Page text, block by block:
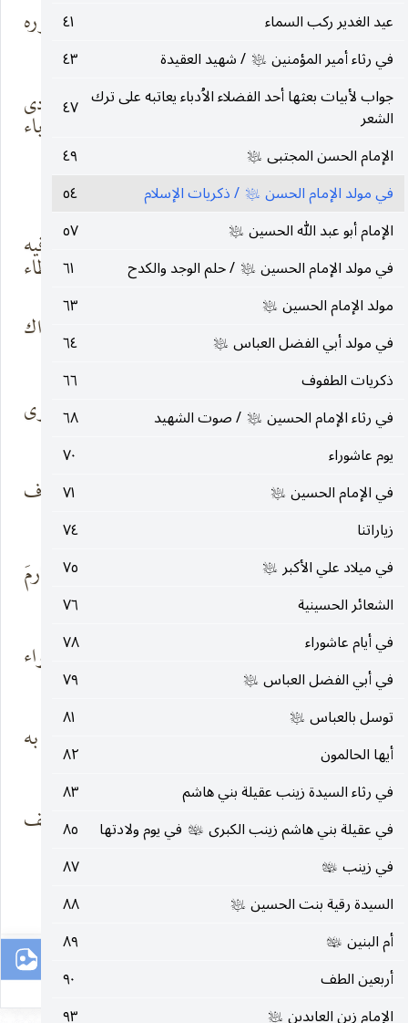
عيد الغدير ركب السماء
٤١
في رثاء أمير المؤمنين عليه‌السلام / شهيد العقيدة
٤٣
جواب لأبيات بعثها أحد الفضلاء الاُدباء يعاتبه على ترك
الشعر
٤٧
الإمام الحسن المجتبى عليه‌السلام
٤٩
في مولد الإمام الحسن عليه‌السلام / ذكريات الإسلام
٥٤
الإمام أبو عبد الله الحسين عليه‌السلام
٥٧
في مولد الإمام الحسين عليه‌السلام / حلم الوجد والكدح
٦١
مولد الإمام الحسين عليه‌السلام
٦٣
في مولد أبي الفضل العباس عليه‌السلام
٦٤
ذكريات الطفوف
٦٦
في رثاء الإمام الحسين عليه‌السلام / صوت الشهيد
٦٨
يوم عاشوراء
٧٠
في الإمام الحسين عليه‌السلام
٧١
زياراتنا
٧٤
في ميلاد علي الأكبر عليه‌السلام
٧٥
الشعائر الحسينية
٧٦
في أيام عاشوراء
٧٨
في أبي الفضل العباس عليه‌السلام
٧٩
توسل بالعباس عليه‌السلام
٨١
أيها الحالمون
٨٢
في رثاء السيدة زينب عقيلة بني هاشم
٨٣
في عقيلة بني هاشم زينب الكبرى عليها‌السلام في يوم ولادتها
٨٥
في زينب عليها‌السلام
٨٧
السيدة رقية بنت الحسين عليه‌السلام
٨٨
أم البنين عليها‌السلام
٨٩
أربعين الطف
٩٠
الإمام زين العابدين عليه‌السلام ٩٣
وحكايا الطفوف
،كيف يضمُّ الحقّ نصراً ، جسوره الشهداء
وحكايا أئمّة قدتهاووا في غمار الردى
ليحيى الإباء
* * *
ثم تعدو لخاطري
ذكريات « السـ بط » كونٌ ما فيه
إلا العطاء
علّمتنا أنّ الكفاحطريقٌ غمرته الأشواك
يتراءى عليه ألفسرابٍ ماكرٍ ملؤه الهوى والرياء
ربما تصرخ
الجماهير بالحرب وفي سرّها تخاف
هكذا كنت
والجماهير كانت لن تضمّ المكارمَ
مزّقت هديها
الشرورُ فهل يفلح
جيلٌ تَلفّه الأهواء
فدحرتَ التَيار
بالفكر ، والفكر طريقٌ سارت به
إنّ بالفكر يعرج
الجيل للخلد فتذوي العواصف
الهوجاء